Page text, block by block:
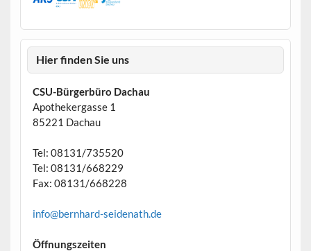
Hier finden Sie uns
CSU-Bürgerbüro Dachau
Apothekergasse 1
85221 Dachau
Tel: 08131/735520
Tel: 08131/668229
Fax: 08131/668228
info@bernhard-seidenath.de
Öffnungszeiten